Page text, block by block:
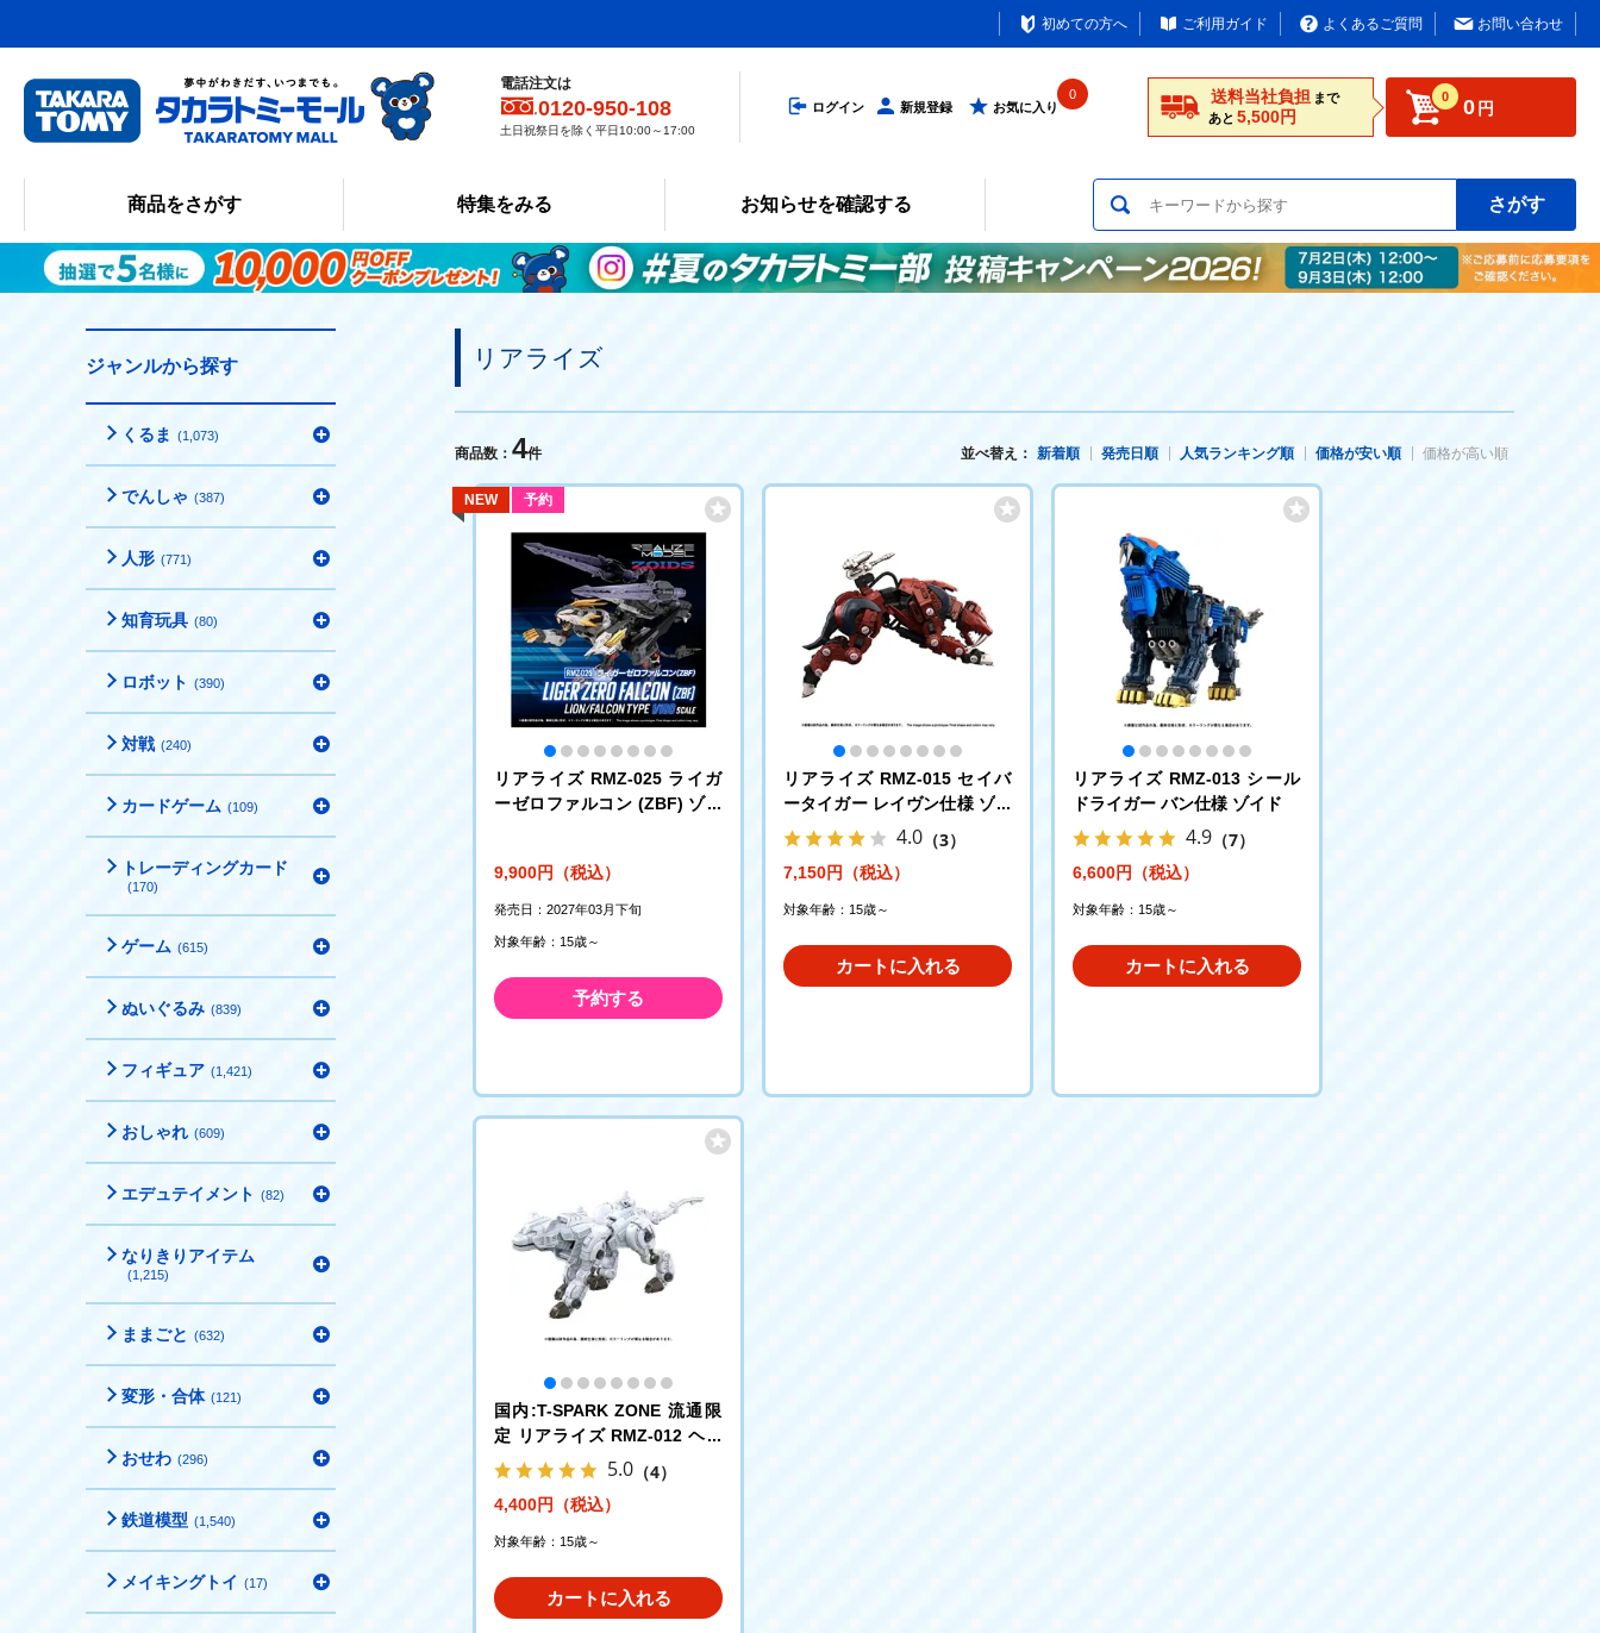
初めての方へ ご利用ガイド よくあるご質問 お問い合わせ
電話注文は
0120-950-108
土日祝祭日を除く平日10:00～17:00
ログイン 新規登録 お気に入り
0 送料当社負担 まで
あと 5,500円
0 0 円
商品をさがす 特集をみる お知らせを確認する さがす
リアライズ
商品数： 4件 並べ替え： 新着順 発売日順 人気ランキング順 価格が安い順 価格が高い順
リアライズ RMZ-025 ライガ
ーゼロファルコン (ZBF) ゾイ
9,900円（税込）
NEW 予約
発売日：2027年03月下旬
対象年齢：15歳～
予約する
リアライズ RMZ-015 セイバ
ータイガー レイヴン仕様 ゾイ
ド
4.0 （3）
7,150円（税込）
対象年齢：15歳～
カートに入れる
リアライズ RMZ-013 シール
ドライガー バン仕様 ゾイド
4.9 （7）
6,600円（税込）
対象年齢：15歳～
カートに入れる
国内:T-SPARK ZONE 流通限
定 リアライズ RMZ-012 ヘル
キャットチロル ゾイド
5.0 （4）
4,400円（税込）
対象年齢：15歳～
カートに入れる
ジャンルから探す
くるま (1,073)
でんしゃ (387)
人形 (771)
知育玩具 (80)
ロボット (390)
対戦 (240)
カードゲーム (109)
トレーディングカード
(170)
ゲーム (615)
ぬいぐるみ (839)
フィギュア (1,421)
おしゃれ (609)
エデュテイメント (82)
なりきりアイテム
(1,215)
ままごと (632)
変形・合体 (121)
おせわ (296)
鉄道模型 (1,540)
メイキングトイ (17)